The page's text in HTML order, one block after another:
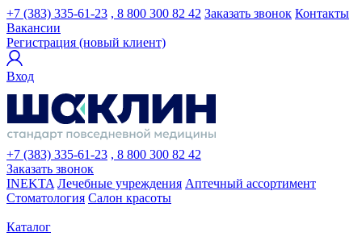
+7 (383) 335-61-23 , 8 800 300 82 42 Заказать звонок Контакты
Вакансии
Регистрация (новый клиент)
Вход
+7 (383) 335-61-23 , 8 800 300 82 42
Заказать звонок
INEKTA Лечебные учреждения Аптечный ассортимент
Стоматология Салон красоты
Каталог